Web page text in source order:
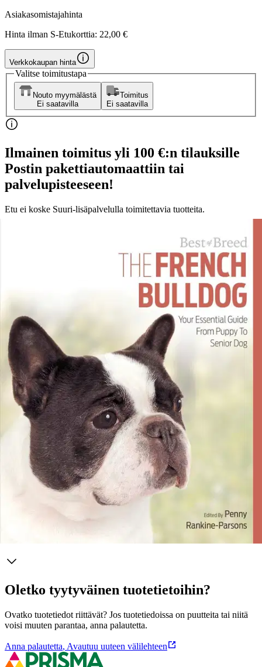
Asiakasomistajahinta
Hinta ilman S-Etukorttia: 22,00 €
Verkkokaupan hinta
Valitse toimitustapa
Nouto myymälästä
Ei saatavilla
Toimitus
Ei saatavilla
Ilmainen toimitus yli 100 €:n tilauksille
Postin pakettiautomaattiin tai
palvelupisteeseen!
Etu ei koske Suuri‑lisäpalvelulla toimitettavia tuotteita.
Tarkista myymäläsaatavuus
Tuotekuvaus
Best of Breed on englanninkielinen, 20-osainen tietokirjasarja, joka
on tuotettu asiantuntijatiimin yhteistyönä. Sarja tarjoaa syvätietoa
koiraroduista ja sen sisällön ovat koostaneet rodun
ammattikasvattajat ja pitkäaikaiset harrastajat. Jokainen kirja esittelee
perusteellisesti yhden koirarodun. Soveltuu erinomaisesti myös
kasvattajille. Tämä opas tarjoaa monipuolista tietoa ranskan
bulldogista, rodun kehityshistoriasta, rodun käyttäytymisestä, koiran
peruskoulutuksesta ja sosiaalistamisesta, ruokinnasta ja
ravitsemuksesta sekä terveydestä.
Ominaisuudet
Oletko tyytyväinen tuotetietoihin?
Ovatko tuotetiedot riittävät? Jos tuotetiedoissa on puutteita tai niitä
voisi muuten parantaa, anna palautetta.
Anna palautetta, Avautuu uuteen välilehteen